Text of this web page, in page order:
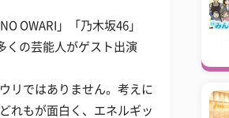
OWARI」「乃木坂46」
くの芸能人がゲスト出演
リではありません。考えに
れもが面白く、エネルギッ